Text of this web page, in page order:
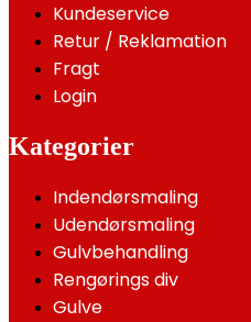
Kundeservice
Retur / Reklamation
Fragt
Login
Kategorier
Indendørsmaling
Udendørsmaling
Gulvbehandling
Rengørings div
Gulve